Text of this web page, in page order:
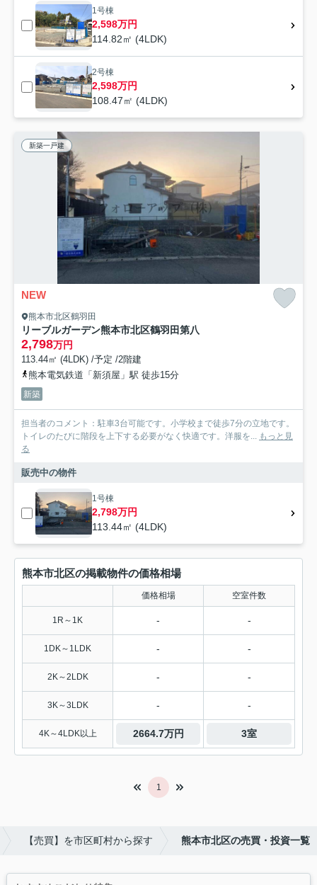
1号棟
2,598万円
114.82㎡ (4LDK)
2号棟
2,598万円
108.47㎡ (4LDK)
新築一戸建
NEW
熊本市北区鶴羽田
リーブルガーデン熊本市北区鶴羽田第八
2,798万円
113.44㎡ (4LDK) /予定 /2階建
熊本電気鉄道「新須屋」駅 徒歩15分
新築
担当者のコメント：駐車3台可能です。小学校まで徒歩7分の立地です。
トイレのたびに階段を上下する必要がなく快適です。洋服を... もっと見
る
販売中の物件
1号棟
2,798万円
113.44㎡ (4LDK)
熊本市北区の掲載物件の価格相場
価格相場 空室件数
1R～1K - -
1DK～1LDK - -
2K～2LDK - -
3K～3LDK - -
4K～4LDK以上 2664.7万円 3室
1
【売買】を市区町村から探す 熊本市北区の売買・投資一覧